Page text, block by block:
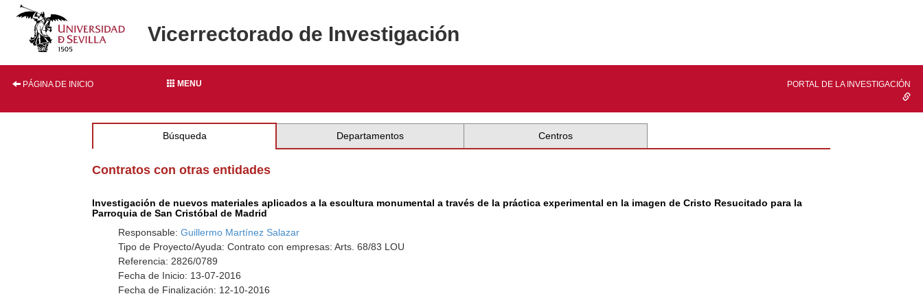
Vicerrectorado de Investigación
PÁGINA DE INICIO MENU PORTAL DE LA INVESTIGACIÓN
Búsqueda Departamentos Centros
Contratos con otras entidades
Investigación de nuevos materiales aplicados a la escultura monumental a través de la práctica experimental en la imagen de Cristo Resucitado para la
Parroquia de San Cristóbal de Madrid
Responsable:Guillermo Martínez Salazar
Tipo de Proyecto/Ayuda: Contrato con empresas: Arts. 68/83 LOU
Referencia: 2826/0789
Fecha de Inicio: 13-07-2016
Fecha de Finalización: 12-10-2016